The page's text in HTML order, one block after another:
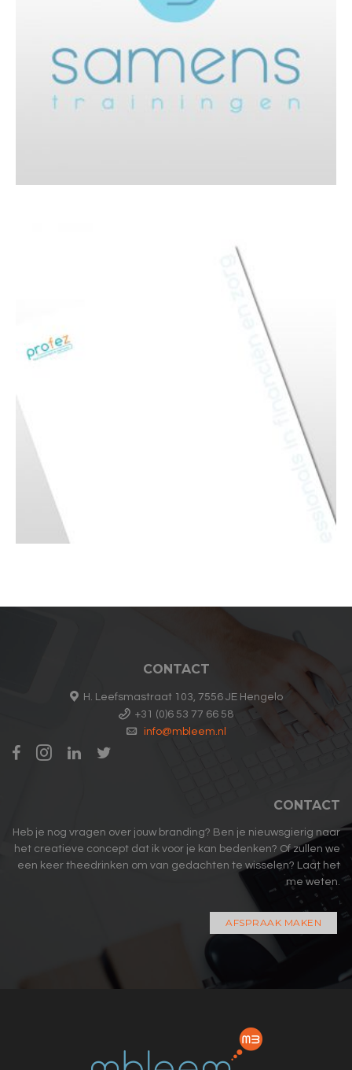
CONTACT
H. Leefsmastraat 103, 7556 JE Hengelo
+31 (0)6 53 77 66 58
info@mbleem.nl
CONTACT
Heb je nog vragen over jouw branding? Ben je nieuwsgierig naar
het creatieve concept dat ik voor je kan bedenken? Of zullen we
een keer theedrinken om van gedachten te wisselen? Laat het
me weten.
AFSPRAAK MAKEN